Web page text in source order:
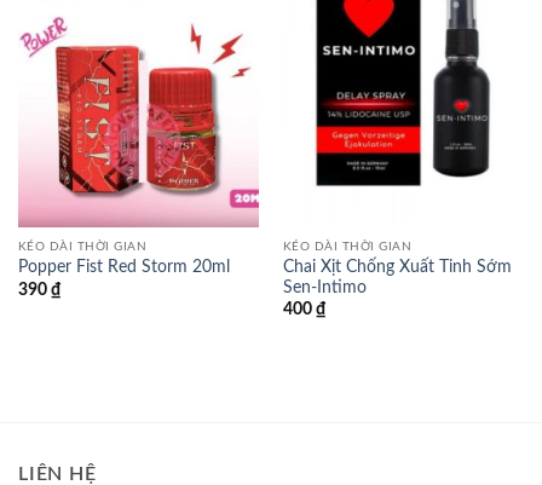
KÉO DÀI THỜI GIAN
Popper Fist Red Storm 20ml
390 ₫
KÉO DÀI THỜI GIAN
Chai Xịt Chống Xuất Tinh Sớm
Sen-Intimo
400 ₫
LIÊN HỆ